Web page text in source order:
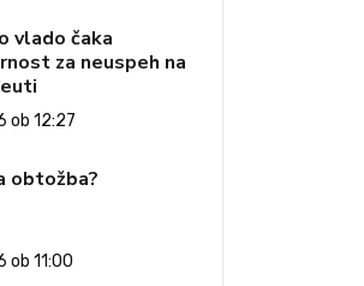
vlado čaka
za neuspeh na
ob 12:27
obtožba?
ob 11:00